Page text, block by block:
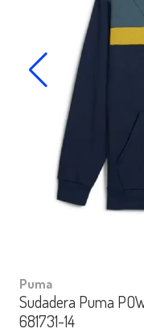
Puma
Sudadera Puma
681731-14